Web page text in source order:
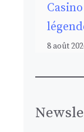
8 août